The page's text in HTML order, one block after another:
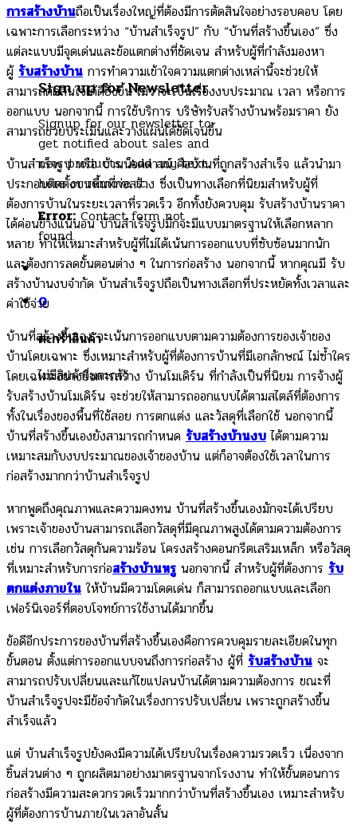
Sign up for Newsletter
Signup for our newsletter to
get notified about sales and
new products. Add any text
here or remove it.
Error:Contact form not
found.
0
ตะกร้าสินค้า
ไม่มีสินค้าในตะกร้า
การสร้างบ้านถือเป็นเรื่องใหญ่ที่ต้องมีการตัดสินใจอย่างรอบคอบ โดย
เฉพาะการเลือกระหว่าง “บ้านสำเร็จรูป” กับ “บ้านที่สร้างขึ้นเอง” ซึ่ง
แต่ละแบบมีจุดเด่นและข้อแตกต่างที่ชัดเจน สำหรับผู้ที่กำลังมองหา
ผู้ รับสร้างบ้าน การทำความเข้าใจความแตกต่างเหล่านี้จะช่วยให้
สามารถตัดสินใจได้ดียิ่งขึ้น ไม่ว่าจะเป็นเรื่องงบประมาณ เวลา หรือการ
ออกแบบ นอกจากนี้ การใช้บริการ บริษัทรับสร้างบ้านพร้อมราคา ยัง
สามารถช่วยประเมินและวางแผนได้ชัดเจนขึ้น
บ้านสำเร็จรูป หรือ บ้านน็อคดาวน์ คือบ้านที่ถูกสร้างสำเร็จ แล้วนำมา
ประกอบติดตั้งบนพื้นที่ก่อสร้าง ซึ่งเป็นทางเลือกที่นิยมสำหรับผู้ที่
ต้องการบ้านในระยะเวลาที่รวดเร็ว อีกทั้งยังควบคุม รับสร้างบ้านราคา
ได้ค่อนข้างแน่นอน บ้านสำเร็จรูปมักจะมีแบบมาตรฐานให้เลือกหลาก
หลาย ทำให้เหมาะสำหรับผู้ที่ไม่ได้เน้นการออกแบบที่ซับซ้อนมากนัก
และต้องการลดขั้นตอนต่าง ๆ ในการก่อสร้าง นอกจากนี้ หากคุณมี รับ
สร้างบ้านงบจำกัด บ้านสำเร็จรูปถือเป็นทางเลือกที่ประหยัดทั้งเวลาและ
ค่าใช้จ่าย
บ้านที่สร้างขึ้นเอง จะเน้นการออกแบบตามความต้องการของเจ้าของ
บ้านโดยเฉพาะ ซึ่งเหมาะสำหรับผู้ที่ต้องการบ้านที่มีเอกลักษณ์ ไม่ซ้ำใคร
โดยเฉพาะอย่างยิ่งการสร้าง บ้านโมเดิร์น ที่กำลังเป็นที่นิยม การจ้างผู้
รับสร้างบ้านโมเดิร์น จะช่วยให้สามารถออกแบบได้ตามสไตล์ที่ต้องการ
ทั้งในเรื่องของพื้นที่ใช้สอย การตกแต่ง และวัสดุที่เลือกใช้ นอกจากนี้
บ้านที่สร้างขึ้นเองยังสามารถกำหนด รับสร้างบ้านงบ ได้ตามความ
เหมาะสมกับงบประมาณของเจ้าของบ้าน แต่ก็อาจต้องใช้เวลาในการ
ก่อสร้างมากกว่าบ้านสำเร็จรูป
หากพูดถึงคุณภาพและความคงทน บ้านที่สร้างขึ้นเองมักจะได้เปรียบ
เพราะเจ้าของบ้านสามารถเลือกวัสดุที่มีคุณภาพสูงได้ตามความต้องการ
เช่น การเลือกวัสดุกันความร้อน โครงสร้างคอนกรีตเสริมเหล็ก หรือวัสดุ
ที่เหมาะสำหรับการก่อสร้างบ้านหรู นอกจากนี้ สำหรับผู้ที่ต้องการ รับ
ตกแต่งภายใน ให้บ้านมีความโดดเด่น ก็สามารถออกแบบและเลือก
เฟอร์นิเจอร์ที่ตอบโจทย์การใช้งานได้มากขึ้น
ข้อดีอีกประการของบ้านที่สร้างขึ้นเองคือการควบคุมรายละเอียดในทุก
ขั้นตอน ตั้งแต่การออกแบบจนถึงการก่อสร้าง ผู้ที่ รับสร้างบ้าน จะ
สามารถปรับเปลี่ยนและแก้ไขแปลนบ้านได้ตามความต้องการ ขณะที่
บ้านสำเร็จรูปจะมีข้อจำกัดในเรื่องการปรับเปลี่ยน เพราะถูกสร้างขึ้น
สำเร็จแล้ว
แต่ บ้านสำเร็จรูปยังคงมีความได้เปรียบในเรื่องความรวดเร็ว เนื่องจาก
ชิ้นส่วนต่าง ๆ ถูกผลิตมาอย่างมาตรฐานจากโรงงาน ทำให้ขั้นตอนการ
ก่อสร้างมีความสะดวกรวดเร็วมากกว่าบ้านที่สร้างขึ้นเอง เหมาะสำหรับ
ผู้ที่ต้องการบ้านภายในเวลาอันสั้น